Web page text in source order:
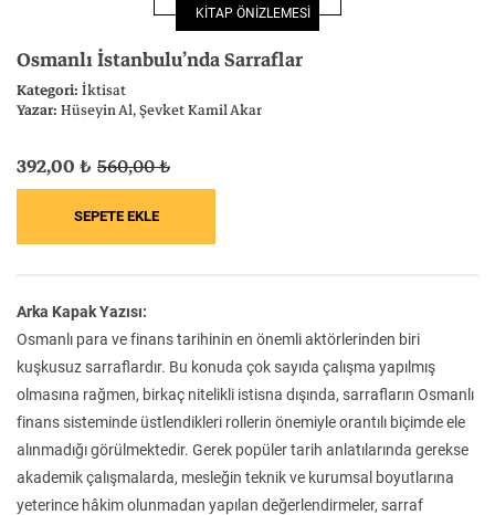
Felsefe Kesişimler
İnsan ve Toplum
Klasik
KİTAP ÖNİZLEMESİ
Osmanlı İstanbulu’nda Sarraflar
Kategori:İktisat
Yazar:Hüseyin Al Şevket Kamil Akar
Arka Kapak Yazısı:
Osmanlı para ve finans tarihinin en önemli aktörlerinden biri
kuşkusuz sarraflardır. Bu konuda çok sayıda çalışma yapılmış
olmasına rağmen, birkaç nitelikli istisna dışında, sarrafların Osmanlı
finans sisteminde üstlendikleri rollerin önemiyle orantılı biçimde ele
alınmadığı görülmektedir. Gerek popüler tarih anlatılarında gerekse
akademik çalışmalarda, mesleğin teknik ve kurumsal boyutlarına
yeterince hâkim olunmadan yapılan değerlendirmeler, sarraf
392,00 ₺ 560,00 ₺